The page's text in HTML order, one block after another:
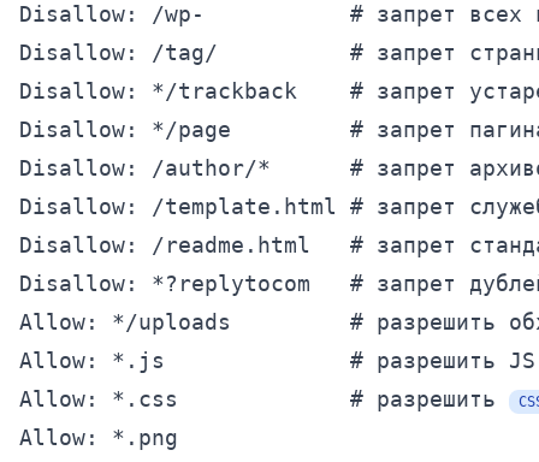
Disallow: /wp-           # запрет всех
Disallow: /tag/          # запрет
Disallow: */trackback    # запрет
Disallow: */page         # запрет
Disallow: /author/*      # запрет
Disallow: /template.html # запрет
Disallow: /readme.html   # запрет
Disallow: *?replytocom   # запрет
Allow: */uploads         # разрешить
Allow: *.js              # разрешить JS-
Allow: *.css             # разрешить
Allow: *.png